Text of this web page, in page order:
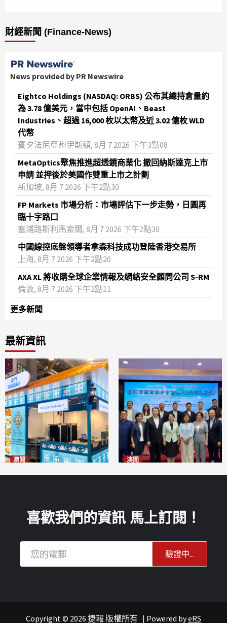
財經新聞 (Finance-News)
News provided by PR Newswire
Eightco Holdings (NASDAQ: ORBS) 公布其總持倉量約
為 3.78 億美元，當中包括 OpenAI、Beast
Industries、超過 16,000 枚以太幣及近 3.02 億枚 WLD
代幣
賓夕法尼亞州伊斯頓, 8月 7 2026 下午3點08
MetaOptics聚焦推進超透鏡商業化 撤回納斯達克上市
申請 並押後於美國作雙重上市之計劃
新加坡, 8月 7 2026 下午2點30
FP Markets 市場分析：市場評估下一步走勢，日圓再
臨十字路口
塞浦路斯利馬索爾, 8月 7 2026 下午2點30
中國線控底盤領導者拿森科技成功登陸香港交易所
上海, 8月 7 2026 下午2點20
AXA XL 將收購全球企業情報及網絡安全顧問公司 S-RM
倫敦, 8月 7 2026 下午2點11
更多新聞
最新資訊
澳聞 澳聞
喜歡我們的資訊 馬上訂閱！
Copyright © 2026 捷報 版權所有 | Powered byeRS